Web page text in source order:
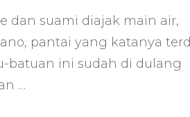
dan suami diajak main air,
pantai yang katanya
batuan ini sudah di dulang
…